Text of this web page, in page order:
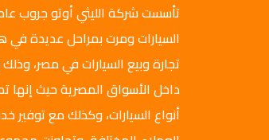
السيارات ومرت بمراحل عديدة في
تجارة وبيع السيارات في مصر،
داخل الأسواق المصرية حيث إنها
أنواع السيارات، وكذلك مع توفير